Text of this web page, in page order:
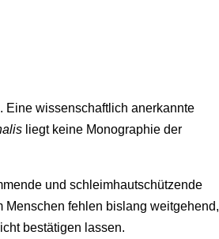
Eine wissenschaftlich anerkannte
liegt keine Monographie der
und schleimhautschützende
fehlen bislang weitgehend,
bestätigen lassen.